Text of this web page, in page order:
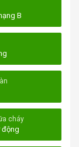
2
đầy đủ tiện
loạt các dịch
lý, và tư vấn
gian văn
ngồi, bạn có
với nhu cầu
B
cháy
động